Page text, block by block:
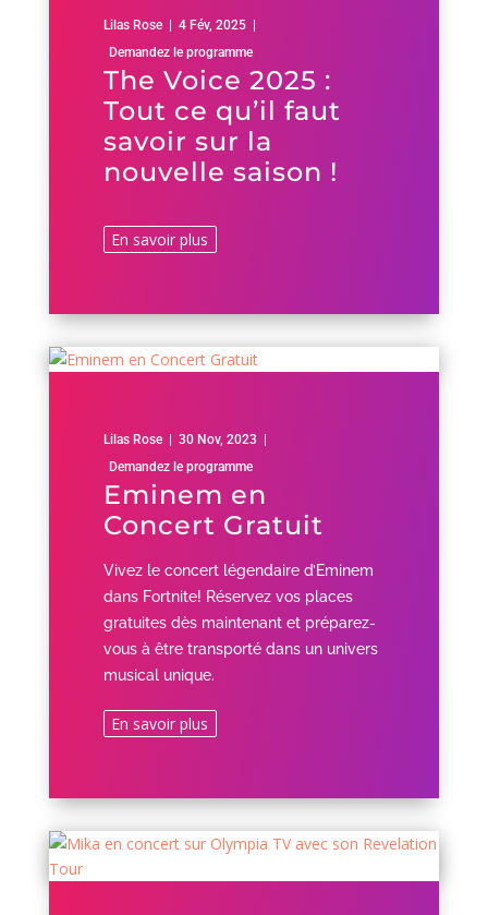
Lilas Rose 4 Fév, 2025
Demandez le programme
The Voice 2025 :
Tout ce qu’il faut
savoir sur la
nouvelle saison !
En savoir plus
Lilas Rose 30 Nov, 2023
Demandez le programme
Eminem en
Concert Gratuit
Vivez le concert légendaire d’Eminem
dans Fortnite! Réservez vos places
gratuites dès maintenant et préparez-
vous à être transporté dans un univers
musical unique.
En savoir plus